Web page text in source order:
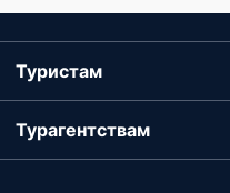
Туристам
Турагентствам